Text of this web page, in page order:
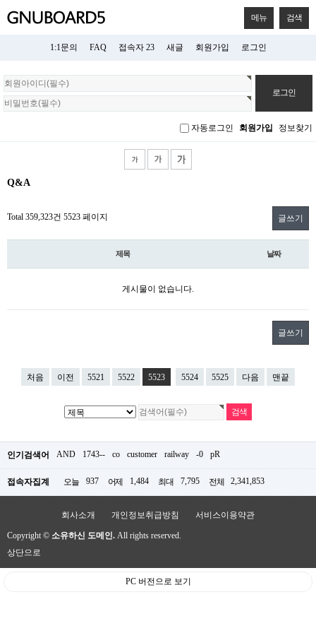
메뉴 검색
1:1문의 FAQ 접속자 23 새글 회원가입 로그인
회
원
로
자동로그인 회원가입 정보찾기
Q&A
Total 359,323건 5523 페이지 글쓰기
제목 날짜
게시물이 없습니다.
글쓰기
처음 이전 5521 5522 5523 5524 5525 다음 맨끝
인기검색어 AND 1743-- co customer railway -0 pR
접속자집계 오늘 937 어제 1,484 최대 7,795 전체 2,341,853
회사소개 개인정보취급방침 서비스이용약관
Copyright © 소유하신 도메인. All rights reserved.
상단으로
PC 버전으로 보기